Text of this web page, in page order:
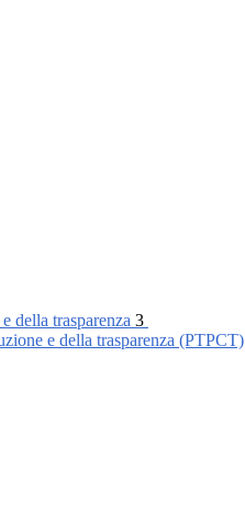
della trasparenza 3
e della trasparenza (PTPCT)